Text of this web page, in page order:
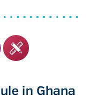
in Ghana